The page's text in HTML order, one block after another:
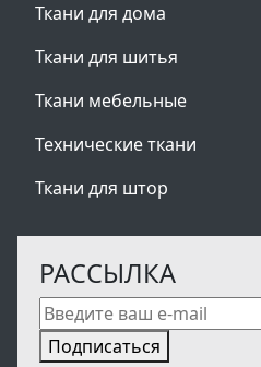
Ткани для дома
Ткани для шитья
Ткани мебельные
Технические ткани
Ткани для штор
РАССЫЛКА
Подписаться